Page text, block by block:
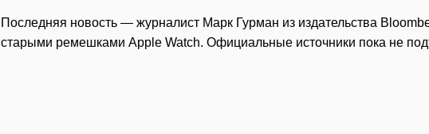
Последняя новость — журналист Марк Гурман из издательства
старыми ремешками Apple Watch. Официальные источники пока не